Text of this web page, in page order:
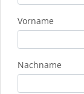
Vorname
Nachname